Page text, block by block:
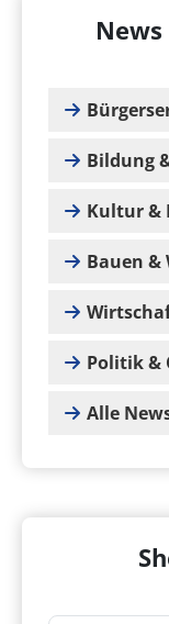
Bildung
Kultur &
Bauen &
Politik &
Alle